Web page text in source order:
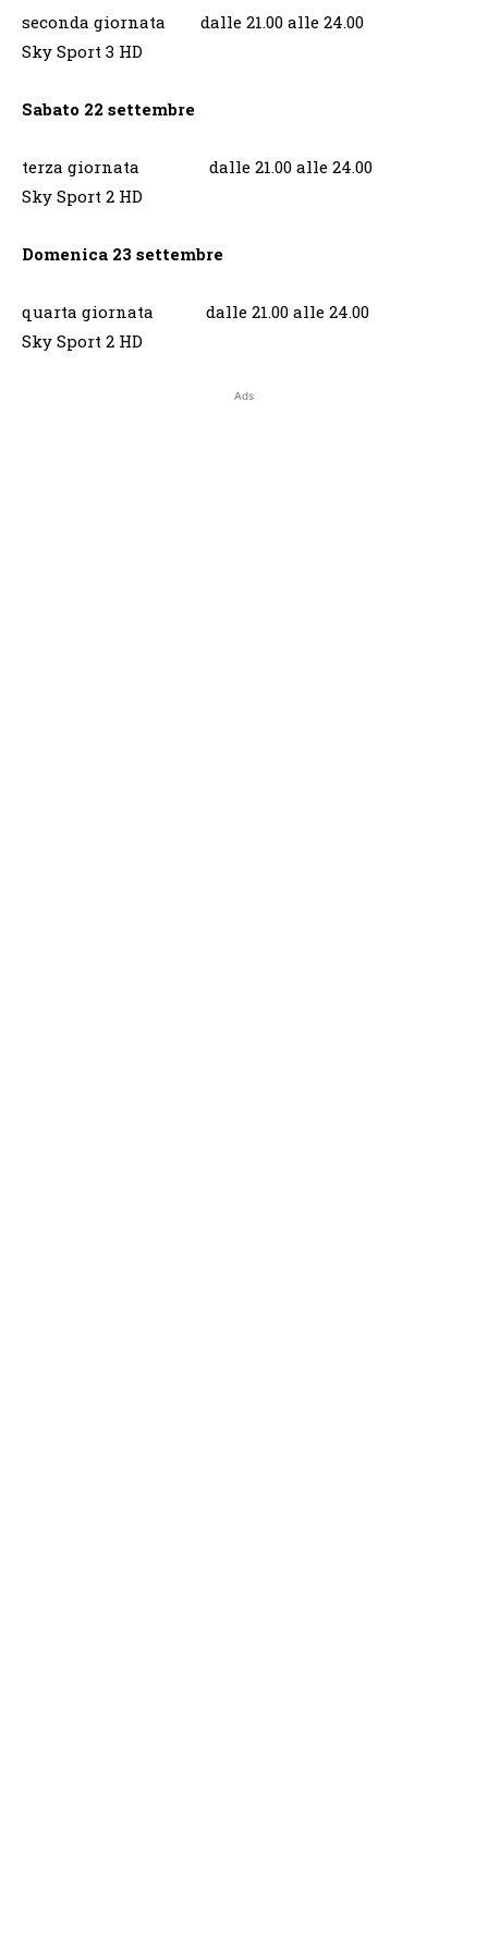
seconda giornata dalle 21.00 alle 24.00
Sky Sport 3 HD
Sabato 22 settembre
terza giornata dalle 21.00 alle 24.00
Sky Sport 2 HD
Domenica 23 settembre
quarta giornata dalle 21.00 alle 24.00
Sky Sport 2 HD
Ads